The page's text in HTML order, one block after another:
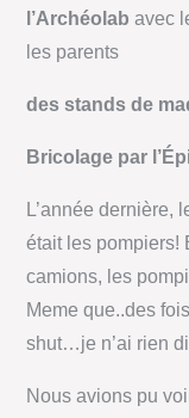
l’Archéolabavec
les parents
des stands de
Bricolage par
L’année dernière,
était les pompiers!
camions, les
Meme que..des
shut…je n’ai rien
Nous avions pu